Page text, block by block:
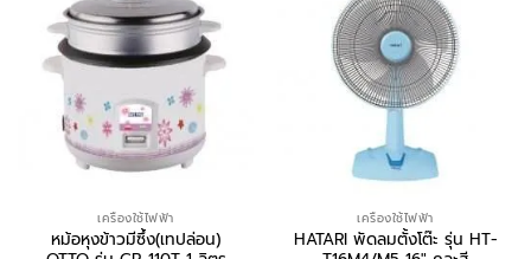
เครื่องใช้ไฟฟ้า
หม้อหุงข้าวมีซึ้ง(เทปล่อน)
เครื่องใช้ไฟฟ้า
HATARI พัดลมตั้งโต๊ะ รุ่น HT-